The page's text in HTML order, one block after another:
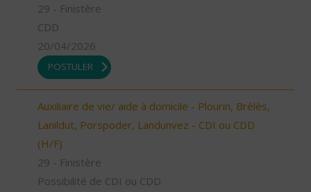
29 - Finistère
CDD
20/04/2026
POSTULER
Auxiliaire de vie/ aide à domicile - Plourin, Brélès,
Lanildut, Porspoder, Landunvez - CDI ou CDD
(H/F)
29 - Finistère
Possibilité de CDI ou CDD